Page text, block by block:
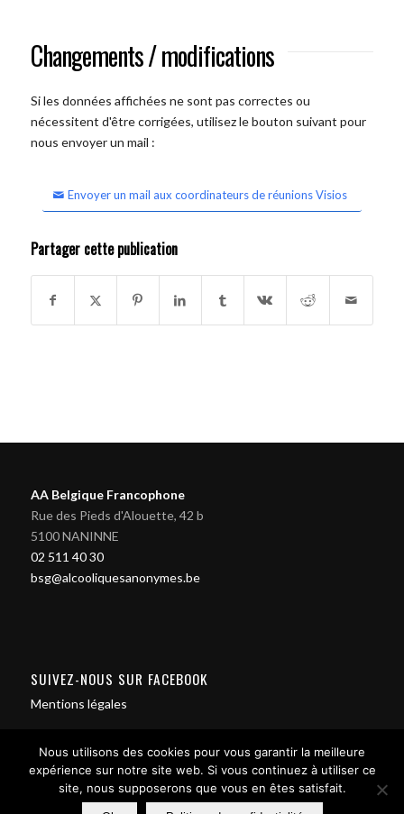
Changements / modifications
Si les données affichées ne sont pas correctes ou
nécessitent d'être corrigées, utilisez le bouton suivant pour
nous envoyer un mail :
Envoyer un mail aux coordinateurs de réunions Visios
Partager cette publication
AA Belgique Francophone
Rue des Pieds d'Alouette, 42 b
5100 NANINNE
02 511 40 30
bsg@alcooliquesanonymes.be
SUIVEZ-NOUS SUR FACEBOOK
Mentions légales
Nous utilisons des cookies pour vous garantir la meilleure
expérience sur notre site web. Si vous continuez à utiliser ce
site, nous supposerons que vous en êtes satisfait.
Contact us